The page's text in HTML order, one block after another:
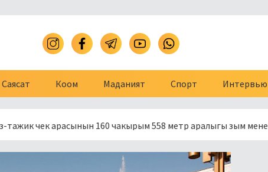
Саясат Коом Маданият Спорт Интервью
арасынын 160 чакырым 558 метр аралыгы зым менен тосулду